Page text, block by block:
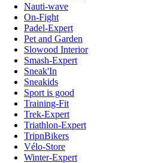
Nauti-wave
On-Fight
Padel-Expert
Pet and Garden
Slowood Interior
Smash-Expert
Sneak'In
Sneakids
Sport is good
Training-Fit
Trek-Expert
Triathlon-Expert
TripnBikers
Vélo-Store
Winter-Expert